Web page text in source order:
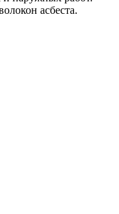
асбеста.